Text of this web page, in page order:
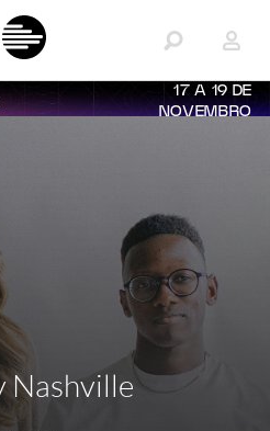
17 A 19 DE
NOVEMBRO
Nashville